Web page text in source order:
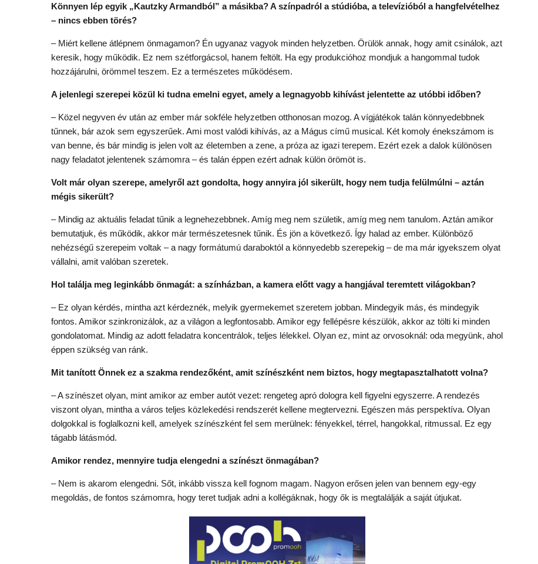
Könnyen lép egyik „Kautzky Armandból” a másikba? A színpadról a stúdióba, a televízióból a hangfelvételhez
– nincs ebben törés?
– Miért kellene átlépnem önmagamon? Én ugyanaz vagyok minden helyzetben. Örülök annak, hogy amit csinálok, azt
keresik, hogy működik. Ez nem szétforgácsol, hanem feltölt. Ha egy produkcióhoz mondjuk a hangommal tudok
hozzájárulni, örömmel teszem. Ez a természetes működésem.
A jelenlegi szerepei közül ki tudna emelni egyet, amely a legnagyobb kihívást jelentette az utóbbi időben?
– Közel negyven év után az ember már sokféle helyzetben otthonosan mozog. A vígjátékok talán könnyedebbnek
tűnnek, bár azok sem egyszerűek. Ami most valódi kihívás, az a Mágus című musical. Két komoly énekszámom is
van benne, és bár mindig is jelen volt az életemben a zene, a próza az igazi terepem. Ezért ezek a dalok különösen
nagy feladatot jelentenek számomra – és talán éppen ezért adnak külön örömöt is.
Volt már olyan szerepe, amelyről azt gondolta, hogy annyira jól sikerült, hogy nem tudja felülmúlni – aztán
mégis sikerült?
– Mindig az aktuális feladat tűnik a legnehezebbnek. Amíg meg nem születik, amíg meg nem tanulom. Aztán amikor
bemutatjuk, és működik, akkor már természetesnek tűnik. És jön a következő. Így halad az ember. Különböző
nehézségű szerepeim voltak – a nagy formátumú daraboktól a könnyedebb szerepekig – de ma már igyekszem olyat
vállalni, amit valóban szeretek.
Hol találja meg leginkább önmagát: a színházban, a kamera előtt vagy a hangjával teremtett világokban?
– Ez olyan kérdés, mintha azt kérdeznék, melyik gyermekemet szeretem jobban. Mindegyik más, és mindegyik
fontos. Amikor szinkronizálok, az a világon a legfontosabb. Amikor egy fellépésre készülök, akkor az tölti ki minden
gondolatomat. Mindig az adott feladatra koncentrálok, teljes lélekkel. Olyan ez, mint az orvosoknál: oda megyünk, ahol
éppen szükség van ránk.
Mit tanított Önnek ez a szakma rendezőként, amit színészként nem biztos, hogy megtapasztalhatott volna?
– A színészet olyan, mint amikor az ember autót vezet: rengeteg apró dologra kell figyelni egyszerre. A rendezés
viszont olyan, mintha a város teljes közlekedési rendszerét kellene megtervezni. Egészen más perspektíva. Olyan
dolgokkal is foglalkozni kell, amelyek színészként fel sem merülnek: fényekkel, térrel, hangokkal, ritmussal. Ez egy
tágabb látásmód.
Amikor rendez, mennyire tudja elengedni a színészt önmagában?
– Nem is akarom elengedni. Sőt, inkább vissza kell fognom magam. Nagyon erősen jelen van bennem egy-egy
megoldás, de fontos számomra, hogy teret tudjak adni a kollégáknak, hogy ők is megtalálják a saját útjukat.